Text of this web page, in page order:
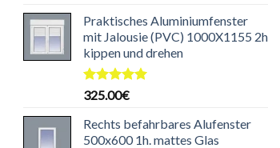
von 5
Praktisches Aluminiumfenster
mit Jalousie (PVC) 1000X1155 2h
kippen und drehen
Bewertet
von 5
325.00€
Rechts befahrbares Alufenster
500x600 1h. mattes Glas